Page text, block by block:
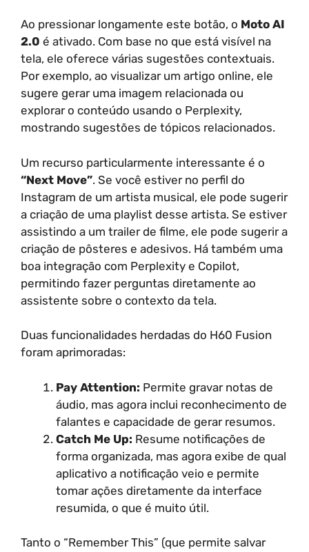
Ao pressionar longamente este botão, o Moto AI
2.0 é ativado. Com base no que está visível na
tela, ele oferece várias sugestões contextuais.
Por exemplo, ao visualizar um artigo online, ele
sugere gerar uma imagem relacionada ou
explorar o conteúdo usando o Perplexity,
mostrando sugestões de tópicos relacionados.
Um recurso particularmente interessante é o
“Next Move”. Se você estiver no perfil do
Instagram de um artista musical, ele pode sugerir
a criação de uma playlist desse artista. Se estiver
assistindo a um trailer de filme, ele pode sugerir a
criação de pôsteres e adesivos. Há também uma
boa integração com Perplexity e Copilot,
permitindo fazer perguntas diretamente ao
assistente sobre o contexto da tela.
Duas funcionalidades herdadas do H60 Fusion
foram aprimoradas:
Pay Attention: Permite gravar notas de
áudio, mas agora inclui reconhecimento de
falantes e capacidade de gerar resumos.
Catch Me Up: Resume notificações de
forma organizada, mas agora exibe de qual
aplicativo a notificação veio e permite
tomar ações diretamente da interface
resumida, o que é muito útil.
Tanto o “Remember This” (que permite salvar